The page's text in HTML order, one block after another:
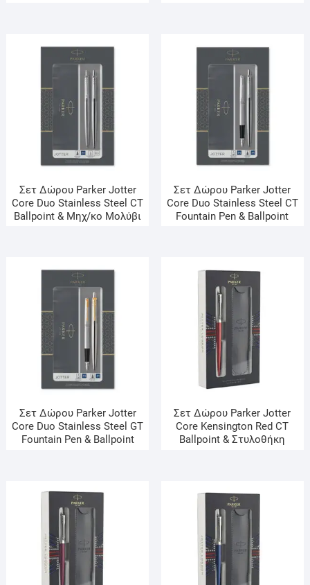
Σετ Δώρου Parker Jotter
Core Duo Stainless Steel CT
Ballpoint & Μηχ/κο Μολύβι
Σετ Δώρου Parker Jotter
Core Duo Stainless Steel CT
Fountain Pen & Ballpoint
Σετ Δώρου Parker Jotter
Core Duo Stainless Steel GT
Fountain Pen & Ballpoint
Σετ Δώρου Parker Jotter
Core Kensington Red CT
Ballpoint & Στυλοθήκη